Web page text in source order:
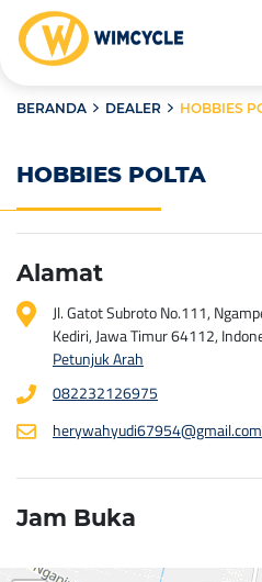
BERANDA DEALER HOBBIES
HOBBIES POLTA
Alamat
Jl. Gatot Subroto No.111,
Kediri, Jawa Timur 64112,
Petunjuk Arah
082232126975
herywahyudi67954@gmail.com
Jam Buka